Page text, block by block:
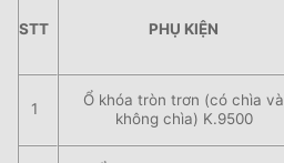
STT PHỤ KIỆN
1
Ổ khóa tròn trơn (có chìa và
không chìa) K.9500